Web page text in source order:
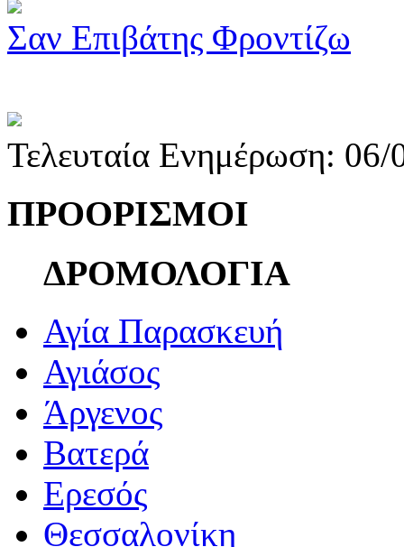
Σαν Επιβάτης Φροντίζω
Τελευταία Ενημέρωση:
ΠΡΟΟΡΙΣΜΟΙ
ΔΡΟΜΟΛΟΓΙΑ
Αγία Παρασκευή
Αγιάσος
Άργενος
Βατερά
Ερεσός
Θεσσαλονίκη